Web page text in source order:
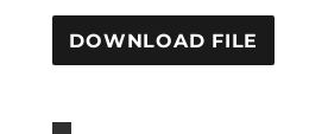
DOWNLOAD FILE